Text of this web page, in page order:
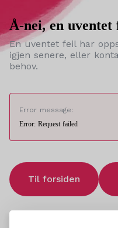
Å-nei, en
En uventet feil har
igjen senere, eller
behov.
Error message:
Error: Request failed
Til forsiden